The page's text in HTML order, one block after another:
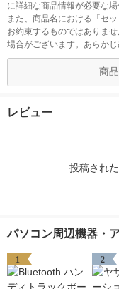
に詳細な商品情報が必要な
また、商品名における「セ
お約束するものではありま
場合がございます。あらかじ
商
レビュー
投稿され
パソコン周辺機器・
1 2